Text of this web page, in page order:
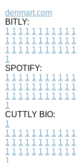
derimart.com
BITLY:
1 1 1 1 1 1 1 1 1 1 1
1 1 1 1 1 1 1 1 1 1 1
1 1 1 1 1 1 1 1 1 1 1
1
SPOTIFY:
1 1 1 1 1 1 1 1 1 1 1
1 1 1 1 1 1 1 1 1 1 1
1 1 1 1 1 1 1 1 1 1 1
1
CUTTLY BIO:
1
1 1 1 1 1 1 1 1 1 1 1
1 1 1 1 1 1 1 1 1 1 1
1 1 1 1 1 1 1 1 1 1 1
1